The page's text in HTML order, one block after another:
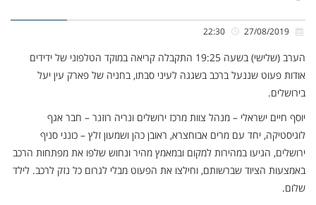
הערב (שלישי) בשעה 19:25 התקבלה קריאה במוקד הטלפוני של ידידים
אודות פעוט שננעל ברכב בשגגה לעיני סבתו, בחניה של פארק עין יעל
בירושלים.
יוסף חיים ישראלי – מנהל צוות מרכז ירושלים ונריה רוזנר – חבר אגף
לוגיסטיקה, יחד עם מרים אבוחצרא, ראובן כהן ושמעון זלץ – כונני סניף
ירושלים, הגיעו במהירות למקום ובמאמץ מהיר ונחוש שלפו את מפתחות הרכב
באמצעות הציוד שברשותם, וחילצו את הפעוט מבלי לגרום כל נזק לרכב. לילד
שלום.